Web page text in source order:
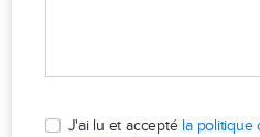
J'ai lu et accepté la politique